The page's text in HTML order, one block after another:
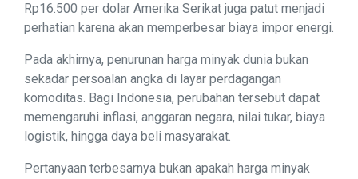
Rp16.500 per dolar Amerika Serikat juga patut menjadi
perhatian karena akan memperbesar biaya impor energi.
Pada akhirnya, penurunan harga minyak dunia bukan
sekadar persoalan angka di layar perdagangan
komoditas. Bagi Indonesia, perubahan tersebut dapat
memengaruhi inflasi, anggaran negara, nilai tukar, biaya
logistik, hingga daya beli masyarakat.
Pertanyaan terbesarnya bukan apakah harga minyak